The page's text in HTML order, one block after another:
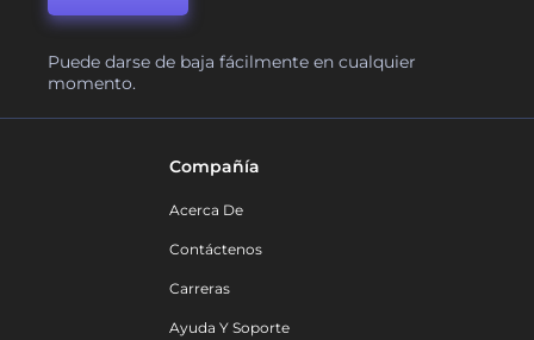
Puede darse de baja fácilmente en cualquier
momento.
Compañía
Acerca De
Contáctenos
Carreras
Ayuda Y Soporte